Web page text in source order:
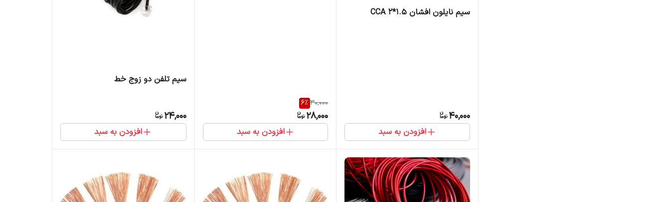
سیم نایلون افشان 1.5*2 CCA
40,000
افزودن به سبد
30,000
6%
28,000
افزودن به سبد
سیم تلفن دو زوج خط
24,000
افزودن به سبد